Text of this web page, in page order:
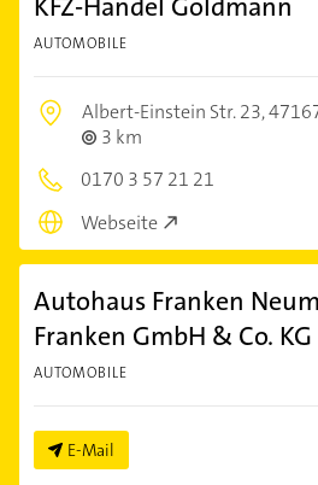
AUTOMOBILE
Albert-Einstein Str. 23,
3 km
0170 3 57 21 21
Webseite
Autohaus Franken
Franken GmbH & Co. KG
AUTOMOBILE
E-Mail